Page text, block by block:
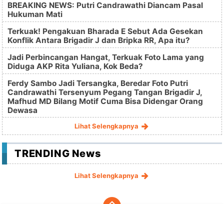
BREAKING NEWS: Putri Candrawathi Diancam Pasal
Hukuman Mati
Terkuak! Pengakuan Bharada E Sebut Ada Gesekan
Konflik Antara Brigadir J dan Bripka RR, Apa itu?
Jadi Perbincangan Hangat, Terkuak Foto Lama yang
Diduga AKP Rita Yuliana, Kok Beda?
Ferdy Sambo Jadi Tersangka, Beredar Foto Putri
Candrawathi Tersenyum Pegang Tangan Brigadir J,
Mafhud MD Bilang Motif Cuma Bisa Didengar Orang
Dewasa
Lihat Selengkapnya
TRENDING News
Lihat Selengkapnya